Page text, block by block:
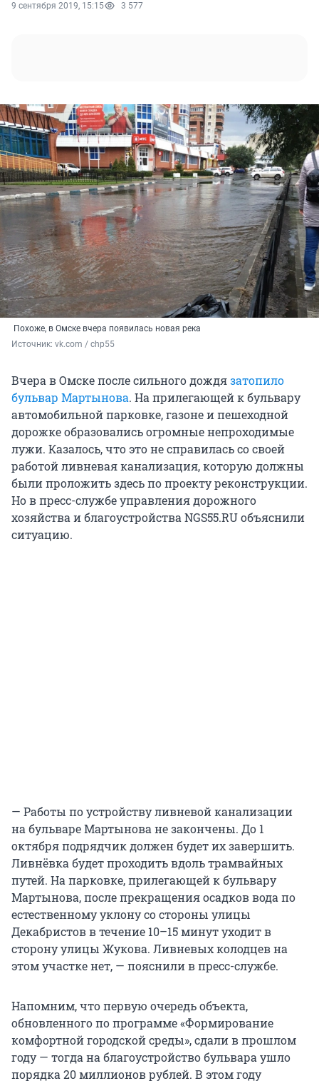
9 сентября 2019, 15:15 3 577
Похоже, в Омске вчера появилась новая река
Источник: vk.com / chp55
Вчера в Омске после сильного дождязатопило
бульвар Мартынова. На прилегающей к бульвару
автомобильной парковке, газоне и пешеходной
дорожке образовались огромные непроходимые
лужи. Казалось, что это не справилась со своей
работой ливневая канализация, которую должны
были проложить здесь по проекту реконструкции.
Но в пресс-службе управления дорожного
хозяйства и благоустройства NGS55.RU объяснили
ситуацию.
— Работы по устройству ливневой канализации
на бульваре Мартынова не закончены. До 1
октября подрядчик должен будет их завершить.
Ливнёвка будет проходить вдоль трамвайных
путей. На парковке, прилегающей к бульвару
Мартынова, после прекращения осадков вода по
естественному уклону со стороны улицы
Декабристов в течение 10–15 минут уходит в
сторону улицы Жукова. Ливневых колодцев на
этом участке нет, — пояснили в пресс-службе.
Напомним, что первую очередь объекта,
обновленного по программе «Формирование
комфортной городской среды», сдали в прошлом
году — тогда на благоустройство бульвара ушло
порядка 20 миллионов рублей. В этом году